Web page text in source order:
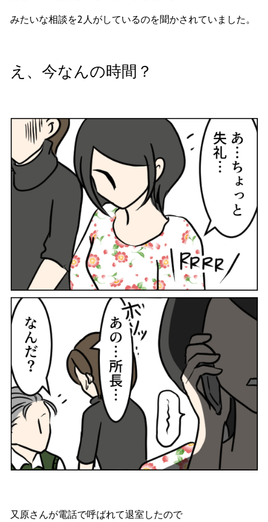
みたいな相談を2人がしているのを聞かされていました。
え、今なんの時間？
又原さんが電話で呼ばれて退室したので